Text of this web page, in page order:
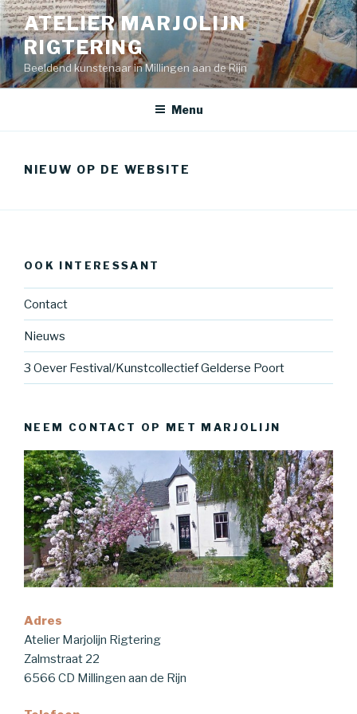
Skip
to
content
ATELIER MARJOLIJN
RIGTERING
Beeldend kunstenaar in Millingen aan de Rijn
Menu
NIEUW OP DE WEBSITE
OOK INTERESSANT
Contact
Nieuws
3 Oever Festival/Kunstcollectief Gelderse Poort
NEEM CONTACT OP MET MARJOLIJN
Adres
Atelier Marjolijn Rigtering
Zalmstraat 22
6566 CD Millingen aan de Rijn